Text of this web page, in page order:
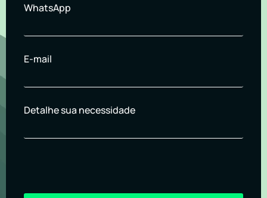
WhatsApp
E-mail
Detalhe sua necessidade